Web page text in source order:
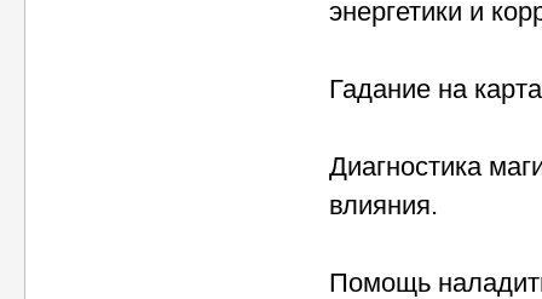
энергетики и
Гадание на
Диагностика
влияния.
Помощь